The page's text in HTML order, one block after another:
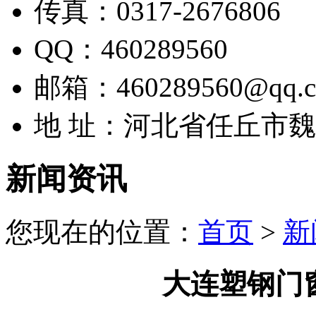
传真：0317-2676806
QQ：460289560
邮箱：
地 址：河北省任丘市
新闻资讯
您现在的位置： 首页 >
大连塑钢门